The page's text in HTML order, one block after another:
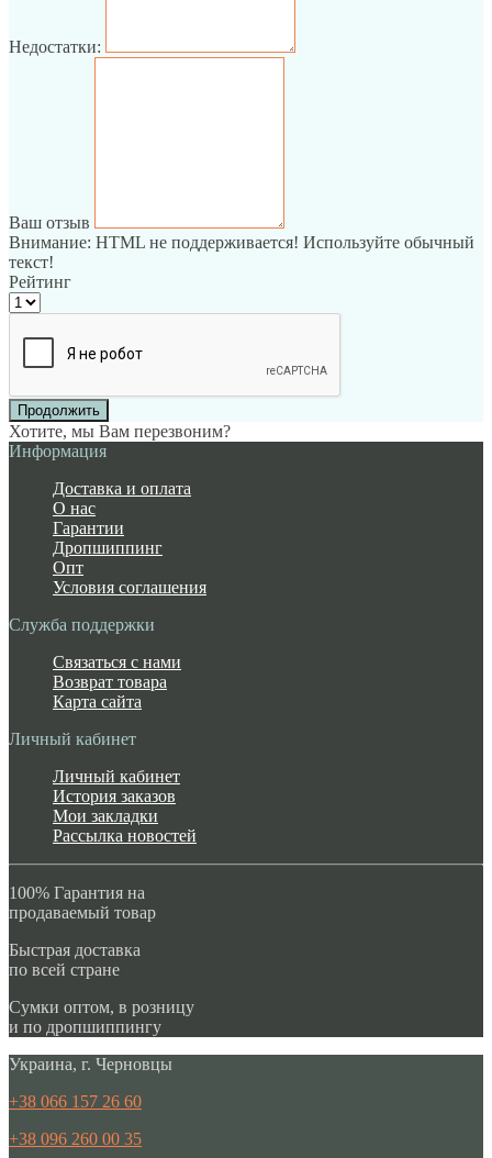
Недостатки:
Ваш отзыв
Внимание: HTML не поддерживается! Используйте обычный
текст!
Рейтинг
Продолжить
Хотите, мы Вам перезвоним?
Информация
Доставка и оплата
О нас
Гарантии
Дропшиппинг
Опт
Условия соглашения
Служба поддержки
Связаться с нами
Возврат товара
Карта сайта
Личный кабинет
Личный кабинет
История заказов
Мои закладки
Рассылка новостей
100% Гарантия на
продаваемый товар
Быстрая доставка
по всей стране
Сумки оптом, в розницу
и по дропшиппингу
Украина, г. Черновцы
+38 066 157 26 60
+38 096 260 00 35